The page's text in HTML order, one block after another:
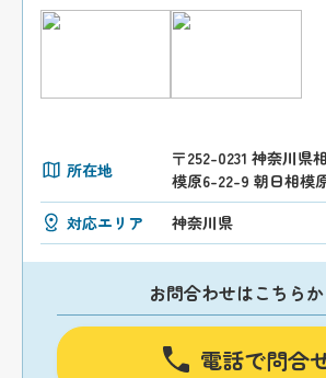
所在地
〒252-0231 神奈川県
模原6-22-9 朝日相模
対応エリア
神奈川県
お問合わせはこちらか
電話で問合